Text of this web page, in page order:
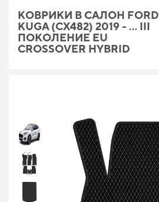
КОВРИКИ В САЛОН FORD
KUGA (CX482) 2019 - … III
ПОКОЛЕНИЕ EU
CROSSOVER HYBRID